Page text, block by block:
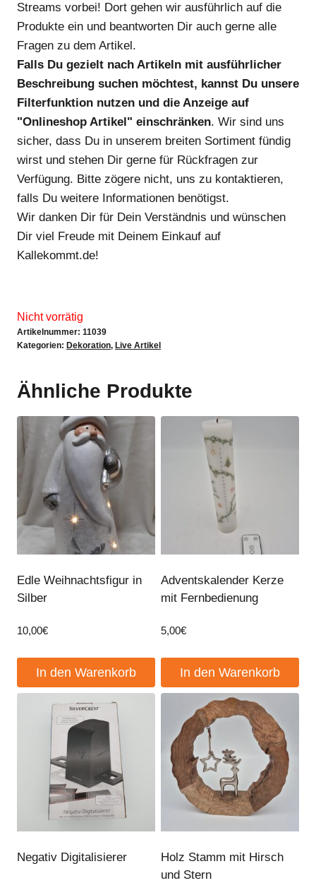
Streams vorbei! Dort gehen wir ausführlich auf die
Produkte ein und beantworten Dir auch gerne alle
Fragen zu dem Artikel.
Falls Du gezielt nach Artikeln mit ausführlicher
Beschreibung suchen möchtest, kannst Du unsere
Filterfunktion nutzen und die Anzeige auf
"Onlineshop Artikel" einschränken. Wir sind uns
sicher, dass Du in unserem breiten Sortiment fündig
wirst und stehen Dir gerne für Rückfragen zur
Verfügung. Bitte zögere nicht, uns zu kontaktieren,
falls Du weitere Informationen benötigst.
Wir danken Dir für Dein Verständnis und wünschen
Dir viel Freude mit Deinem Einkauf auf
Kallekommt.de!
Nicht vorrätig
Artikelnummer: 11039
Kategorien: Dekoration, Live Artikel
Ähnliche Produkte
Edle Weihnachtsfigur in
Silber
10,00€
In den Warenkorb
Adventskalender Kerze
mit Fernbedienung
5,00€
In den Warenkorb
Negativ Digitalisierer
Holz Stamm mit Hirsch
und Stern